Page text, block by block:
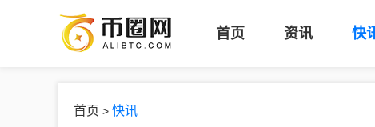
币
首页 资讯 快
首页 > 快讯